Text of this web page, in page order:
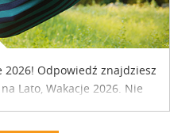
Odpowiedź znajdziesz
Lato, Wakacje 2026. Nie